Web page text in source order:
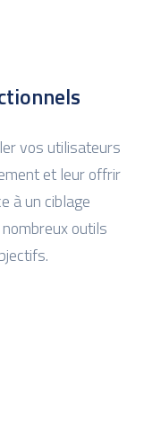
vos utilisateurs
et leur offrir
à un ciblage
outils